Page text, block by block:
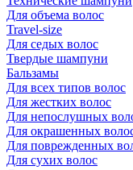
Для объема волос
Travel-size
Для седых волос
Твердые шампуни
Бальзамы
Для всех типов волос
Для жестких волос
Для непослушных
Для окрашенных
Для поврежденных
Для сухих волос